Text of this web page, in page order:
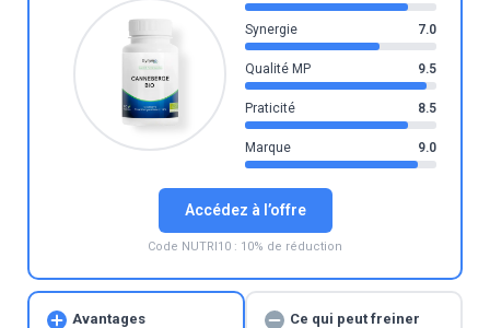
Synergie 7.0
Qualité MP 9.5
Praticité 8.5
Marque 9.0
Accédez à l’offre
Code NUTRI10 : 10% de réduction
Avantages Ce qui peut freiner